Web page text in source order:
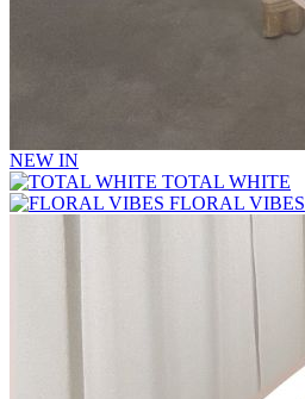
NEW IN
TOTAL WHITE
FLORAL VIBES